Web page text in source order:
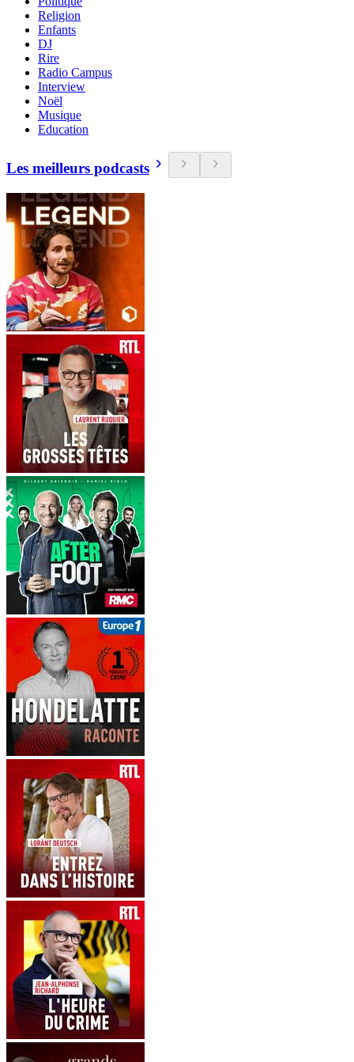
Religion
Enfants
DJ
Rire
Radio Campus
Interview
Noël
Musique
Education
Les meilleurs podcasts